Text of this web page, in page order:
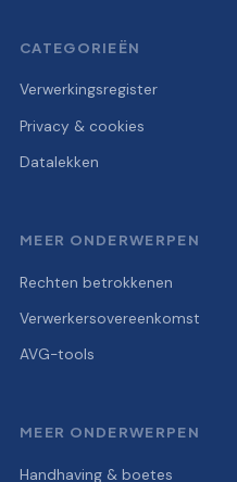
CATEGORIEËN
Verwerkingsregister
Privacy & cookies
Datalekken
MEER ONDERWERPEN
Rechten betrokkenen
Verwerkersovereenkomst
AVG-tools
MEER ONDERWERPEN
Handhaving & boetes